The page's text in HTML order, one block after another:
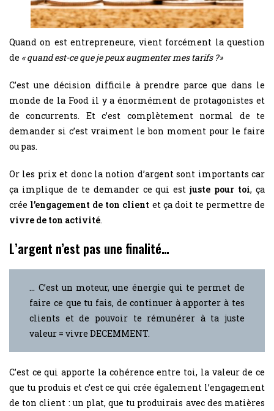
Quand on est entrepreneure, vient forcément la question
de « quand est-ce que je peux augmenter mes tarifs ?»
C’est une décision difficile à prendre parce que dans le
monde de la Food il y a énormément de protagonistes et
de concurrents. Et c’est complètement normal de te
demander si c’est vraiment le bon moment pour le faire
ou pas.
Or les prix et donc la notion d’argent sont importants car
ça implique de te demander ce qui est juste pour toi, ça
crée l’engagement de ton client et ça doit te permettre de
vivre de ton activité.
L’argent n’est pas une finalité…
… C’est un moteur, une énergie qui te permet de
faire ce que tu fais, de continuer à apporter à tes
clients et de pouvoir te rémunérer à ta juste
valeur = vivre DECEMMENT.
C’est ce qui apporte la cohérence entre toi, la valeur de ce
que tu produis et c’est ce qui crée également l’engagement
de ton client : un plat, que tu produirais avec des matières